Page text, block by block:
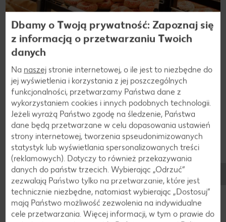
Odkryj naszą bogatą ofertę pieczywa!
W naszej piekarni świeżość wypieków ma priorytet. Dzięki
oferowanej przez Kaufland gwarancji świeżości zapewniamy
taką jakość, która jest nie tylko widoczna, ale także
odczuwalna w smaku.
Dowiedz się więcej
Przepisy
Sprawdzone przepisy do wypróbowania w
Dbamy o Twoją prywatność: Zapoznaj się
z informacją o przetwarzaniu Twoich
danych
Na naszej stronie internetowej, o ile jest to niezbędne do
jej wyświetlenia i korzystania z jej poszczególnych
funkcjonalności, przetwarzamy Państwa dane z
wykorzystaniem cookies i innych podobnych technologii.
Jeżeli wyrażą Państwo zgodę na śledzenie, Państwa
dane będą przetwarzane w celu dopasowania ustawień
strony internetowej, tworzenia spseudonimizowanych
statystyk lub wyświetlania spersonalizowanych treści
(reklamowych). Dotyczy to również przekazywania
danych do państw trzecich. Wybierając „Odrzuć“
zezwalają Państwo tylko na przetwarzanie, które jest
technicznie niezbędne, natomiast wybierając „Dostosuj”
mają Państwo możliwość zezwolenia na indywidualne
cele przetwarzania. Więcej informacji, w tym o prawie do